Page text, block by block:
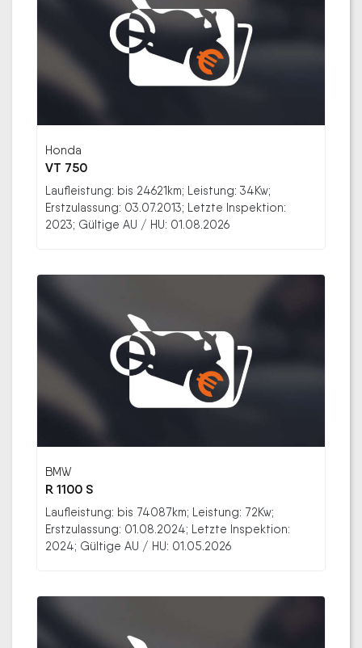
Honda
VT 750
Laufleistung: bis 24621km; Leistung: 34Kw;
Erstzulassung: 03.07.2013; Letzte Inspektion:
2023; Gültige AU / HU: 01.08.2026
BMW
R 1100 S
Laufleistung: bis 74087km; Leistung: 72Kw;
Erstzulassung: 01.08.2024; Letzte Inspektion:
2024; Gültige AU / HU: 01.05.2026